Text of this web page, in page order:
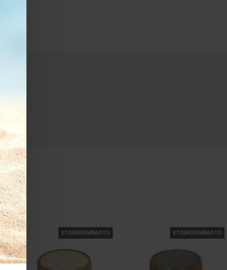
ΕΤΟΙΜΟΠΑΡΑΔΟΤΟ ΕΤΟΙΜΟΠΑΡΑΔΟΤΟ